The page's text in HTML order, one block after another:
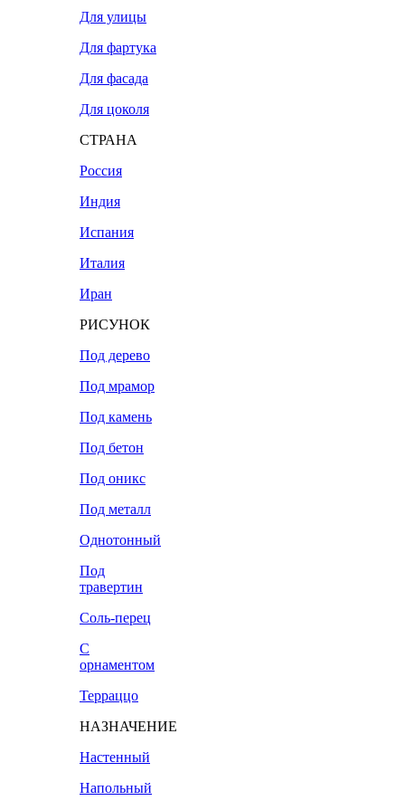
Для улицы
Для фартука
Для фасада
Для цоколя
СТРАНА
Россия
Индия
Испания
Италия
Иран
РИСУНОК
Под дерево
Под мрамор
Под камень
Под бетон
Под оникс
Под металл
Однотонный
Под
травертин
Соль-перец
С
орнаментом
Терраццо
НАЗНАЧЕНИЕ
Настенный
Напольный